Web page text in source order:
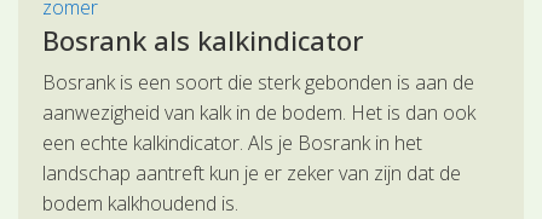
zomer
Bosrank als kalkindicator
Bosrank is een soort die sterk gebonden is aan de
aanwezigheid van kalk in de bodem. Het is dan ook
een echte kalkindicator. Als je Bosrank in het
landschap aantreft kun je er zeker van zijn dat de
bodem kalkhoudend is.